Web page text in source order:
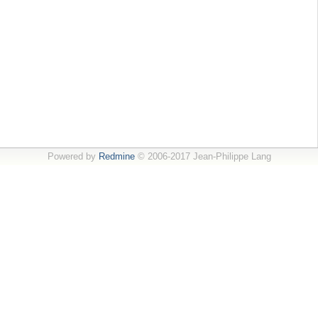
Powered by Redmine© 2006-2017 Jean-Philippe Lang